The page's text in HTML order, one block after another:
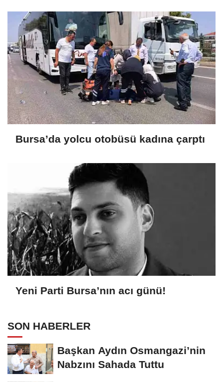
Bursa’da yolcu otobüsü kadına çarptı
Yeni Parti Bursa’nın acı günü!
SON HABERLER
Başkan Aydın Osmangazi’nin
Nabzını Sahada Tuttu